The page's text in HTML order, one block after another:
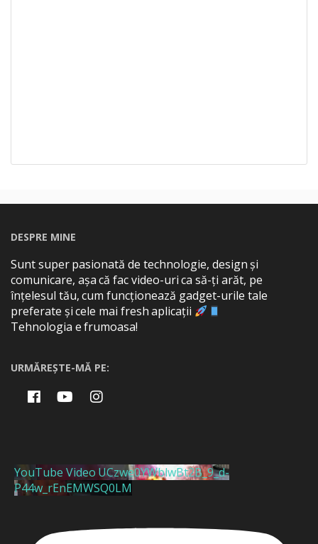
DESPRE MINE
Sunt super pasionată de technologie, design și
comunicare, așa că fac video-uri ca să-ți arăt, pe
înțelesul tău, cum funcționează gadget-urile tale
preferate și cele mai fresh aplicații
Tehnologia e frumoasa!
URMĂREȘTE-MĂ PE:
YouTube Video UCzwe0YWblwBt2B_9_d-
P44w_rEnEMWSQ0LM